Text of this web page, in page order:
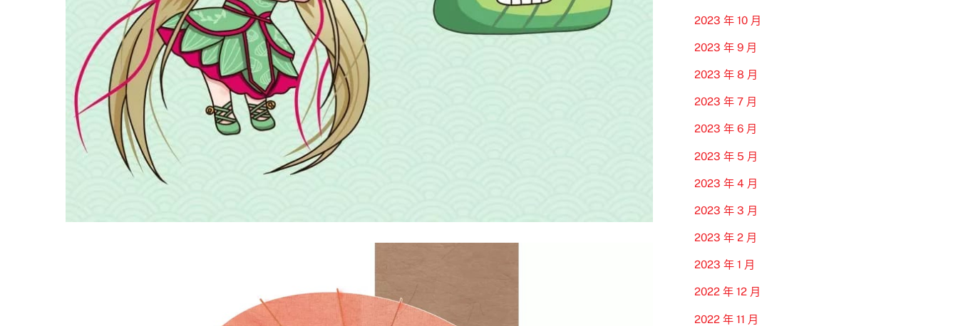
2023 年 10 月
2023 年 9 月
2023 年 8 月
2023 年 7 月
2023 年 6 月
2023 年 5 月
2023 年 4 月
2023 年 3 月
2023 年 2 月
2023 年 1 月
2022 年 12 月
2022 年 11 月